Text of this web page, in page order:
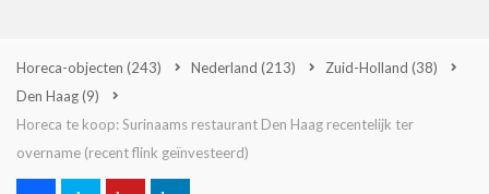
Horeca-objecten (243) Nederland (213) Zuid-Holland (38)
Den Haag(9)
Horeca te koop: Surinaams restaurant Den Haag recentelijk ter
overname (recent flink geïnvesteerd)